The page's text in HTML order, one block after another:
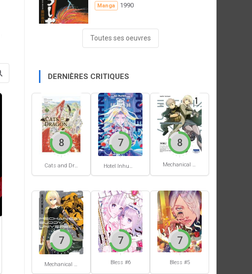
Manga 1990
Toutes ses oeuvres
DERNIÈRES CRITIQUES
Cats and Dragon #3
8
Hotel Inhumans #1
7
Mechanical Buddy Universe #1
8
Mechanical Buddy Universe #0
7
Bless #6
7
Bless #5
7